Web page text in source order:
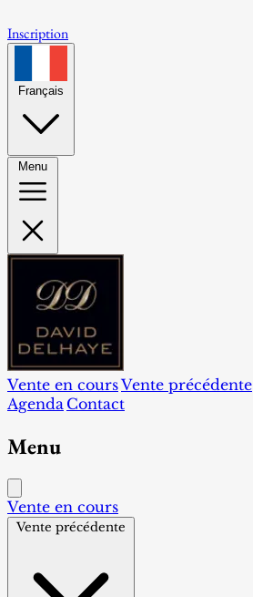
Inscription
Français
Menu
Vente en coursVente précédente
Agenda Contact
Menu
Vente en cours
Vente précédente